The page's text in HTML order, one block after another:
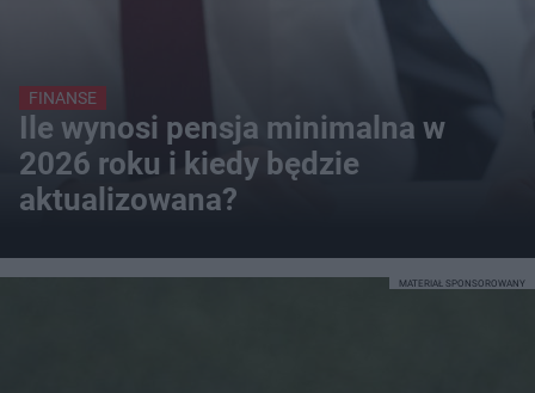
FINANSE
Ile wynosi pensja minimalna w
2026 roku i kiedy będzie
aktualizowana?
MATERIAŁ SPONSOROWANY